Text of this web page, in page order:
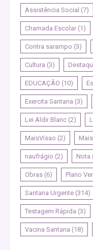
Assistência Social (7)
Chamada Escolar (1)
Contra sarampo (3)
Cultura (3)
EDUCAÇÃO (10)
Exercita Santana (3)
Lei Aldir Blanc (2)
MaisVisao (2)
naufrágio (2) Nota
Obras (6) Plano
Santana Urgente (314)
Testagem Rápida (3)
Vacina Santana (18)